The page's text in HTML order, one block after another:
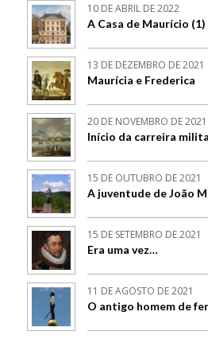
10 DE ABRIL DE 2022
A Casa de Maurício (1)
13 DE DEZEMBRO DE 2021
Maurícia e Frederica
20 DE NOVEMBRO DE 2021
Início da carreira
15 DE OUTUBRO DE 2021
A juventude de João
15 DE SETEMBRO DE 2021
Era uma vez…
11 DE AGOSTO DE 2021
O antigo homem de